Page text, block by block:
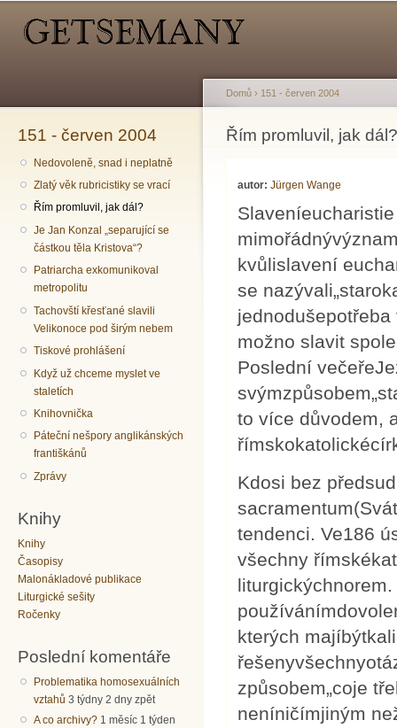
151 - červen 2004
Nedovoleně, snad i neplatně
Zlatý věk rubricistiky se vrací
Řím promluvil, jak dál?
Je Jan Konzal „separující se
částkou těla Kristova“?
Patriarcha exkomunikoval
metropolitu
Tachovští křesťané slavili
Velikonoce pod širým nebem
Tiskové prohlášení
Když už chceme myslet ve
staletích
Knihovnička
Páteční nešpory anglikánských
františkánů
Zprávy
Knihy
Knihy
Časopisy
Malonákladové publikace
Liturgické sešity
Ročenky
Poslední komentáře
Problematika homosexuálních
vztahů 3 týdny 2 dny zpět
A co archivy? 1 měsíc 1 týden
Jste zde
Domů › 151 - červen 2004
Řím promluvil, jak dál?
autor:Jürgen Wange
kvůlislavení
se
možno slavit
Poslední
to více důvodem,
Kdosi bez
tendenci. Ve186
všechny
kterých
způsobem„coje
neníničímjiným